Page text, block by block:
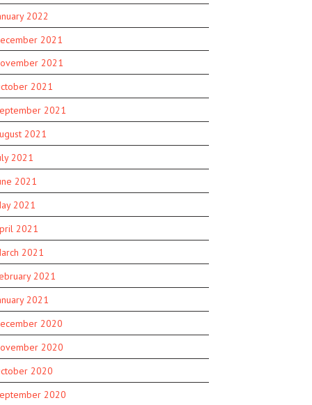
2022
2021
2021
2021
2021
2021
2021
2021
2021
2021
2021
2021
2021
2020
2020
2020
2020